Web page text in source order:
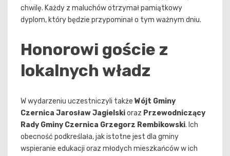
chwilę. Każdy z maluchów otrzymał pamiątkowy
dyplom, który będzie przypominał o tym ważnym dniu.
Honorowi goście z
lokalnych władz
W wydarzeniu uczestniczyli także Wójt Gminy
Czernica Jarosław Jagielskioraz Przewodniczący
Rady Gminy Czernica Grzegorz Rembikowski. Ich
obecność podkreślała, jak istotne jest dla gminy
wspieranie edukacji oraz młodych mieszkańców w ich